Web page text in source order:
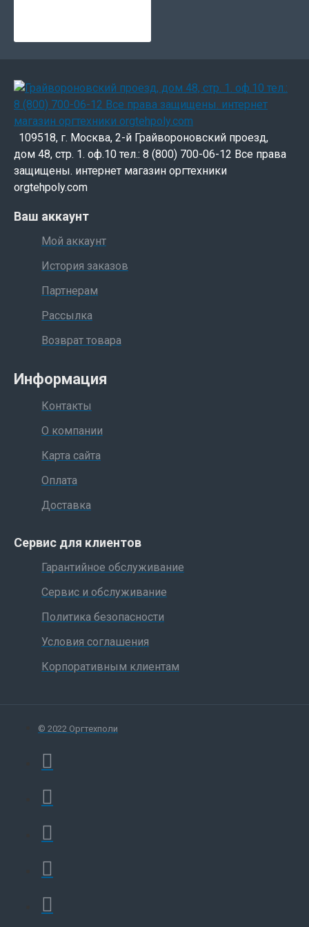
109518, г. Москва, 2-й Грайвороновский проезд,
дом 48, стр. 1. оф.10 тел.: 8 (800) 700-06-12 Все права
защищены. интернет магазин оргтехники
orgtehpoly.com
Ваш аккаунт
Мой аккаунт
История заказов
Партнерам
Рассылка
Возврат товара
Информация
Контакты
О компании
Карта сайта
Оплата
Доставка
Сервис для клиентов
Гарантийное обслуживание
Сервис и обслуживание
Политика безопасности
Условия соглашения
Корпоративным клиентам
© 2022 Оргтехполи